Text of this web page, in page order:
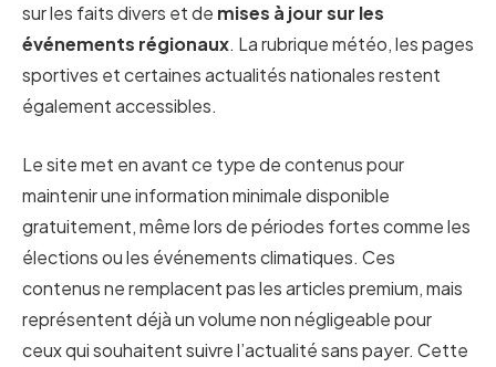
sur les faits divers et de mises à jour sur les
événements régionaux. La rubrique météo, les pages
sportives et certaines actualités nationales restent
également accessibles.
Le site met en avant ce type de contenus pour
maintenir une information minimale disponible
gratuitement, même lors de périodes fortes comme les
élections ou les événements climatiques. Ces
contenus ne remplacent pas les articles premium, mais
représentent déjà un volume non négligeable pour
ceux qui souhaitent suivre l’actualité sans payer. Cette